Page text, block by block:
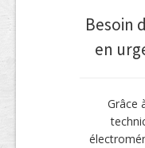
Besoin
en
Grâce